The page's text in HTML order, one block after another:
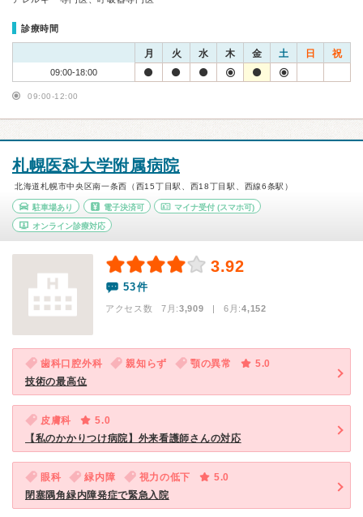
診療時間
月 火 水 木 金 土 日 祝
09:00-18:00
09:00-12:00
札幌医科大学附属病院
北海道札幌市中央区南一条西（西15丁目駅、西18丁目駅、西線6条駅）
駐車場あり 電子決済可 マイナ受付 (スマホ可)
オンライン診療対応
3.92
53件
アクセス数 7月:3,909 | 6月:4,152
歯科口腔外科 親知らず 顎の異常
5.0
技術の最高位
皮膚科
5.0
【私のかかりつけ病院】外来看護師さんの対応
眼科 緑内障 視力の低下
5.0
閉塞隅角緑内障発症で緊急入院